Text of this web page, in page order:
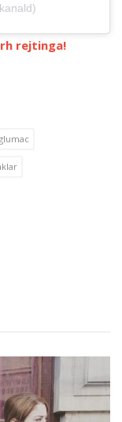
rejtinga!